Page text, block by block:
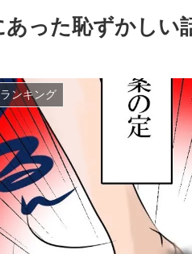
あった恥ずかし
ンキング